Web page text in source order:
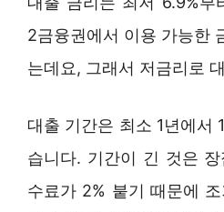
2금융권에서 이용 가능한
는데요, 그래서 저금리로
대출 기간은 최소 1년에서
습니다. 기간이 긴 것은
수료가 2% 붙기 때문에